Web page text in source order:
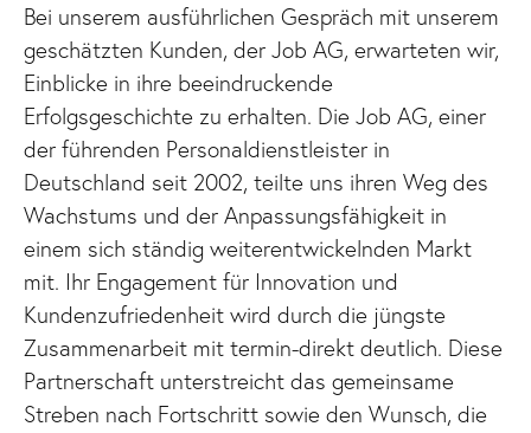
Bei unserem ausführlichen Gespräch mit unserem
geschätzten Kunden, der Job AG, erwarteten wir,
Einblicke in ihre beeindruckende
Erfolgsgeschichte zu erhalten. Die Job AG, einer
der führenden Personaldienstleister in
Deutschland seit 2002, teilte uns ihren Weg des
Wachstums und der Anpassungsfähigkeit in
einem sich ständig weiterentwickelnden Markt
mit. Ihr Engagement für Innovation und
Kundenzufriedenheit wird durch die jüngste
Zusammenarbeit mit termin-direkt deutlich. Diese
Partnerschaft unterstreicht das gemeinsame
Streben nach Fortschritt sowie den Wunsch, die